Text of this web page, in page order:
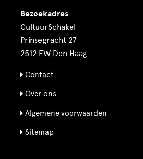
Bezoekadres
CultuurSchakel
Prinsegracht 27
2512 EW Den Haag
Contact
Over ons
Algemene voorwaarden
Sitemap